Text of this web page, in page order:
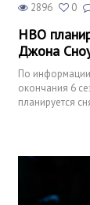
2896 0
НВО
Джона
По
окончания 6
планируется